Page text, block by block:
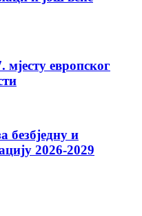
европског
безбједну и
2026-2029